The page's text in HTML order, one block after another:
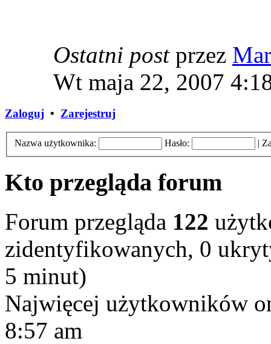
Ostatni postprzez
Wt maja 22, 2007
Zaloguj • Zarejestruj
Nazwa użytkownika: Hasło: |
Kto przegląda forum
Forum przegląda 122
zidentyfikowanych, 0
5 minut)
Najwięcej użytkowników
8:57 am